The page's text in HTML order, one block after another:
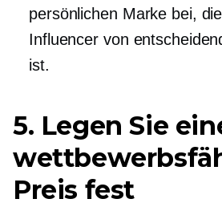
persönlichen Marke bei,
Influencer von
ist.
5. Legen Sie
Preis fest